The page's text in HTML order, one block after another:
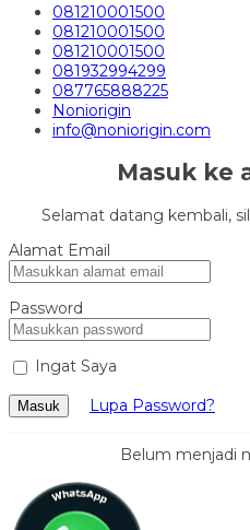
081210001500
081210001500
081210001500
081932994299
087765888225
Noniorigin
info@noniorigin.com
Masuk ke
Selamat datang kembali,
Alamat Email
Password
Ingat Saya
Masuk Lupa Password?
Belum menjadi